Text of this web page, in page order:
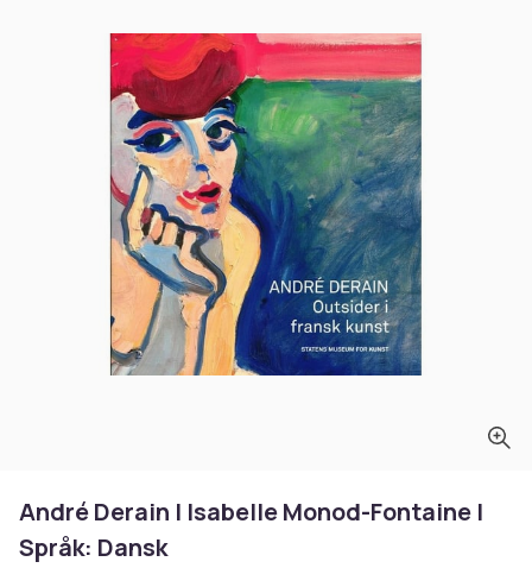
André Derain | Isabelle Monod-Fontaine |
Språk: Dansk